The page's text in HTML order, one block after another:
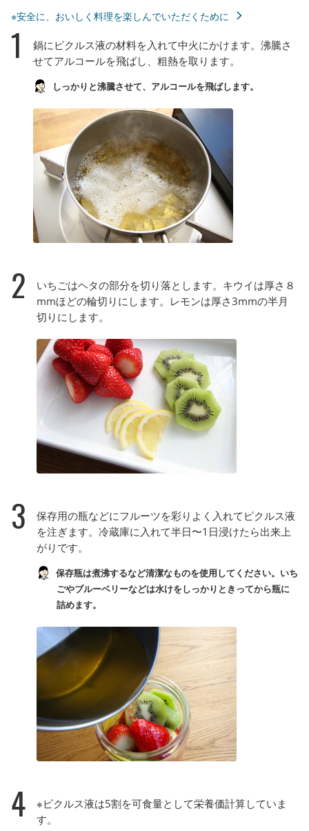
※安全に、おいしく料理を楽しんでいただくために
1
鍋にピクルス液の材料を入れて中火にかけます。沸騰さ
せてアルコールを飛ばし、粗熱を取ります。
しっかりと沸騰させて、アルコールを飛ばします。
2
いちごはヘタの部分を切り落とします。キウイは厚さ８
mmほどの輪切りにします。レモンは厚さ3mmの半月
切りにします。
3
保存用の瓶などにフルーツを彩りよく入れてピクルス液
を注ぎます。冷蔵庫に入れて半日〜1日浸けたら出来上
がりです。
保存瓶は煮沸するなど清潔なものを使用してください。いち
ごやブルーベリーなどは水けをしっかりときってから瓶に
詰めます。
4
※ピクルス液は5割を可食量として栄養価計算していま
す。